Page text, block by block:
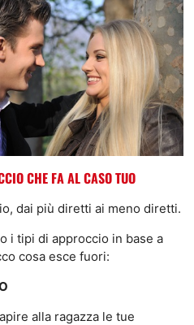
CHE FA AL CASO TUO
dai più diretti ai meno diretti.
i tipi di approccio in base a
cosa esce fuori:
alla ragazza le tue